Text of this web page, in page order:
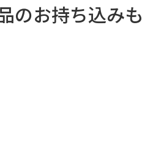
のお持ち込みも